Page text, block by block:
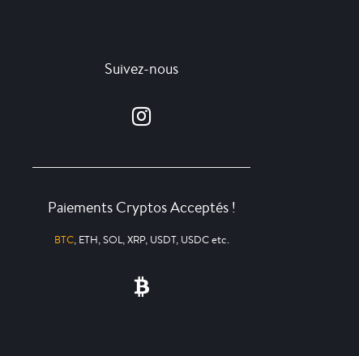
Suivez-nous
Paiements Cryptos Acceptés !
BTC, ETH, SOL, XRP, USDT, USDC etc.